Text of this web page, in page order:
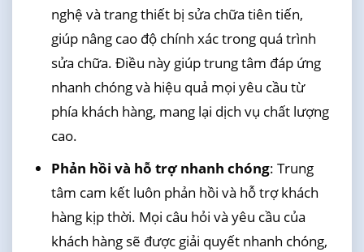
nghệ và trang thiết bị sửa chữa tiên tiến,
giúp nâng cao độ chính xác trong quá trình
sửa chữa. Điều này giúp trung tâm đáp ứng
nhanh chóng và hiệu quả mọi yêu cầu từ
phía khách hàng, mang lại dịch vụ chất lượng
cao.
Phản hồi và hỗ trợ nhanh chóng: Trung
tâm cam kết luôn phản hồi và hỗ trợ khách
hàng kịp thời. Mọi câu hỏi và yêu cầu của
khách hàng sẽ được giải quyết nhanh chóng,